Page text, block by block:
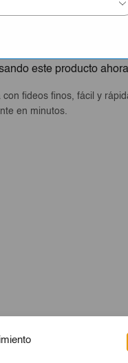
este producto ahora
con fideos finos, fácil y
en minutos.